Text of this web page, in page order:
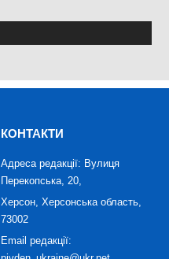
КОНТАКТИ
Адреса редакції: Вулиця
Перекопська, 20,
Херсон, Херсонська область,
73002
Email редакції: